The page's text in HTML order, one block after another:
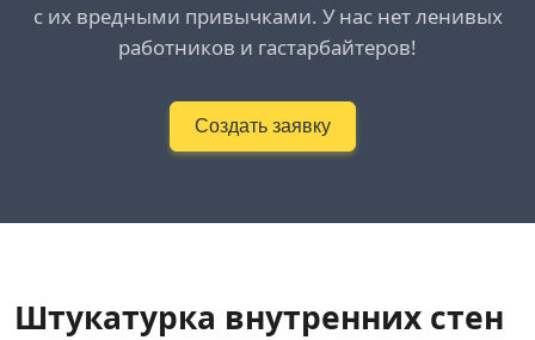
с их вредными привычками. У нас нет ленивых
работников и гастарбайтеров!
Создать заявку
Штукатурка внутренних стен